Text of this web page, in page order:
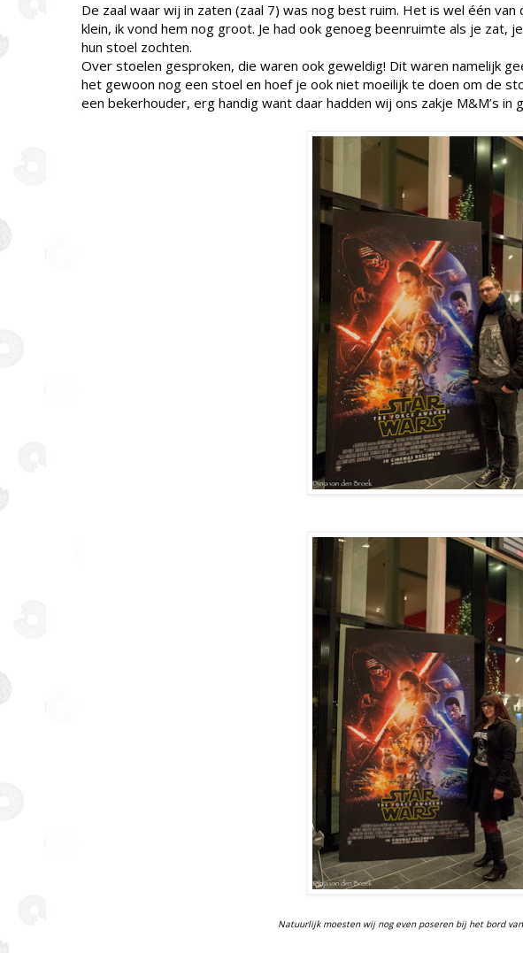
De zaal waar wij in zaten (zaal 7) was nog best ruim. Het is wel één van
klein, ik vond hem nog groot. Je had ook genoeg beenruimte als je zat,
hun stoel zochten.
Over stoelen gesproken, die waren ook geweldig! Dit waren namelijk
het gewoon nog een stoel en hoef je ook niet moeilijk te doen om de
een bekerhouder, erg handig want daar hadden wij ons zakje M&M’s in
Natuurlijk moesten wij nog even poseren bij het bord